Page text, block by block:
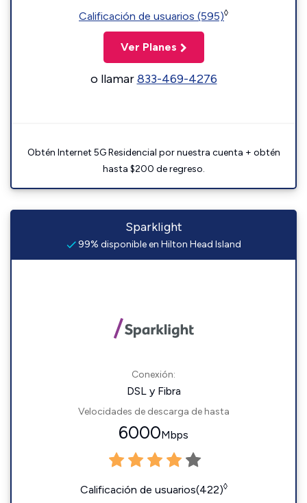
Calificación de usuarios (595)◊
Ver Planes
o llamar833-469-4276
Obtén Internet 5G Residencial por nuestra cuenta + obtén
hasta $200 de regreso.
Sparklight
99% disponible en Hilton Head Island
Conexión:
DSL y Fibra
Velocidades de descarga de hasta
6000Mbps
Calificación de usuarios(422)◊